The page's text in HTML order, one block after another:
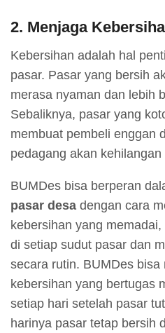
2. Menjaga
Kebersihan adalah hal
pasar. Pasar yang bersih
merasa nyaman dan lebih
Sebaliknya, pasar yang
membuat pembeli enggan
pedagang akan kehilangan
BUMDes bisa berperan
pasar desa dengan cara
kebersihan yang
di setiap sudut pasar dan
secara rutin. BUMDes bisa
kebersihan yang bertugas
setiap hari setelah pasar
harinya pasar tetap bersih